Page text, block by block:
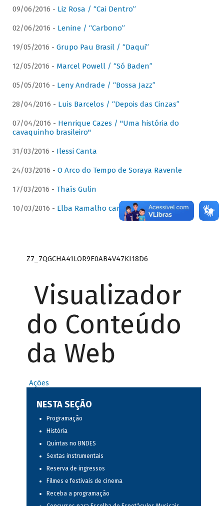
09/06/2016 - Liz Rosa / “Cai Dentro”
02/06/2016 - Lenine / “Carbono”
19/05/2016 - Grupo Pau Brasil / “Daqui”
12/05/2016 - Marcel Powell / “Só Baden”
05/05/2016 - Leny Andrade / “Bossa Jazz”
28/04/2016 - Luis Barcelos / “Depois das Cinzas”
07/04/2016 - Henrique Cazes / "Uma história do
cavaquinho brasileiro"
31/03/2016 - Ilessi Canta
24/03/2016 - O Arco do Tempo de Soraya Ravenle
17/03/2016 - Thaís Gulin
10/03/2016 - Elba Ramalho canta Dominguinhos
Z7_7QGCHA41LOR9E0AB4V47KI18D6
Visualizador
do Conteúdo
da Web
Ações
NESTA SEÇÃO
Programação
História
Quintas no BNDES
Sextas instrumentais
Reserva de ingressos
Filmes e festivais de cinema
Receba a programação